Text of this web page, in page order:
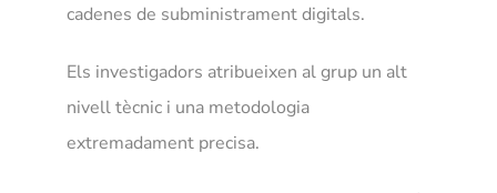
cadenes de subministrament digitals.
Els investigadors atribueixen al grup un alt
nivell tècnic i una metodologia
extremadament precisa.